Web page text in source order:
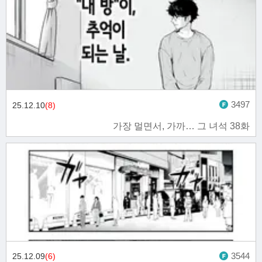
가장 멀면서, 가까… 그 녀석 38화
25.12.10(8) 3497
25.12.09(6) 3544